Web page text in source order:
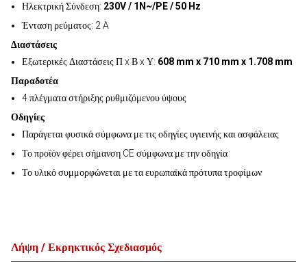
Ηλεκτρική Σύνδεση: 230V / 1N~/PE / 50 Hz
Ένταση ρεύματος: 2 A
Διαστάσεις
Εξωτερικές Διαστάσεις Π x Β x Υ: 608 mm x 710 mm x 1.708 mm
Παραδοτέα
4 πλέγματα στήριξης ρυθμιζόμενου ύψους
Οδηγίες
Παράγεται φυσικά σύμφωνα με τις οδηγίες υγιεινής και ασφάλειας
Το προϊόν φέρει σήμανση CE σύμφωνα με την οδηγία
Το υλικό συμμορφώνεται με τα ευρωπαϊκά πρότυπα τροφίμων
Λήψη / Εκρηκτικός Σχεδιασμός